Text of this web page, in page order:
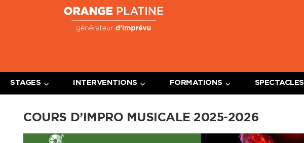
STAGES INTERVENTIONS FORMATIONS SPECTACLES
COURS D’IMPRO MUSICALE 2025-2026